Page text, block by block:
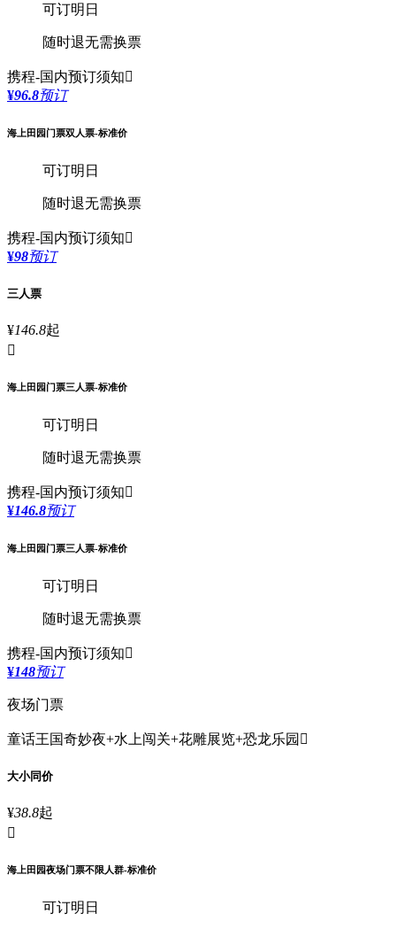
可订明日
随时退无需换票
携程-国内预订须知
¥96.8预订
海上田园门票双人票-标准价
可订明日
随时退无需换票
携程-国内预订须知
¥98预订
三人票
¥146.8起

海上田园门票三人票-标准价
可订明日
随时退无需换票
携程-国内预订须知
¥146.8预订
海上田园门票三人票-标准价
可订明日
随时退无需换票
携程-国内预订须知
¥148预订
夜场门票
童话王国奇妙夜+水上闯关+花雕展览+恐龙乐园 
大小同价
¥38.8起

海上田园夜场门票不限人群-标准价
可订明日